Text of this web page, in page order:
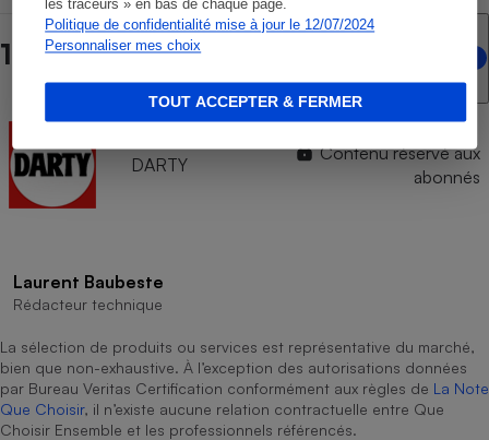
les traceurs » en bas de chaque page.
Politique de confidentialité mise à jour le 12/07/2024
Personnaliser mes choix
TOUT ACCEPTER & FERMER
1 point de vente en ligne
DARTY
Contenu réservé aux
abonnés
Laurent Baubeste
Rédacteur technique
La sélection de produits ou services est représentative du marché,
bien que non-exhaustive. À l’exception des autorisations données
par Bureau Veritas Certification conformément aux règles de La Note
Que Choisir, il n’existe aucune relation contractuelle entre Que
Choisir Ensemble et les professionnels référencés.